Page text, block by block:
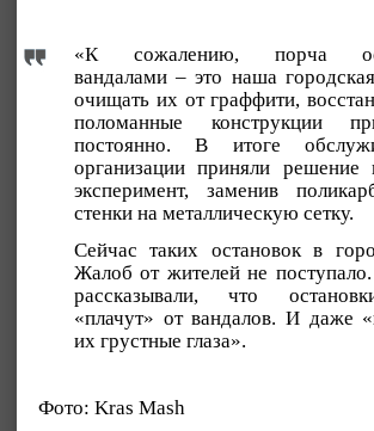
«К сожалению, порча
вандалами – это наша
очищать их от граффити,
поломанные конструкции
постоянно. В итоге
организации приняли решение
эксперимент, заменив
стенки на металлическую сетку.
Сейчас таких остановок в
Жалоб от жителей не
рассказывали, что
«плачут» от вандалов. И даже
их грустные глаза».
Фото: Kras Mash